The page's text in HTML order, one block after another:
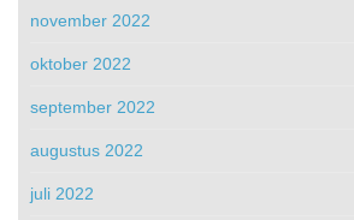
november 2022
oktober 2022
september 2022
augustus 2022
juli 2022